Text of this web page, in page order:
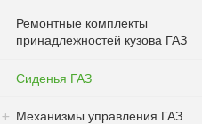
Ремонтные комплекты
принадлежностей кузова ГАЗ
Сиденья ГАЗ
Механизмы управления ГАЗ